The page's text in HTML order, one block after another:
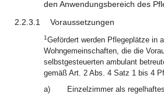
den Anwendungsbereich des
2.2.3.1
Voraussetzungen
1Gefördert werden Pflegeplätze in
Wohngemeinschaften, die die
selbstgesteuerten ambulant
gemäß Art. 2 Abs. 4 Satz 1 bis 4
a)
Einzelzimmer als